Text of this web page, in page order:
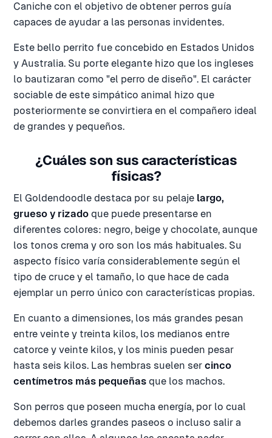
Caniche con el objetivo de obtener perros guía
capaces de ayudar a las personas invidentes.
Este bello perrito fue concebido en Estados Unidos
y Australia. Su porte elegante hizo que los ingleses
lo bautizaran como "el perro de diseño". El carácter
sociable de este simpático animal hizo que
posteriormente se convirtiera en el compañero ideal
de grandes y pequeños.
¿Cuáles son sus características
físicas?
El Goldendoodle destaca por su pelaje largo,
grueso y rizado que puede presentarse en
diferentes colores: negro, beige y chocolate, aunque
los tonos crema y oro son los más habituales. Su
aspecto físico varía considerablemente según el
tipo de cruce y el tamaño, lo que hace de cada
ejemplar un perro único con características propias.
En cuanto a dimensiones, los más grandes pesan
entre veinte y treinta kilos, los medianos entre
catorce y veinte kilos, y los minis pueden pesar
hasta seis kilos. Las hembras suelen ser cinco
centímetros más pequeñas que los machos.
Son perros que poseen mucha energía, por lo cual
debemos darles grandes paseos o incluso salir a